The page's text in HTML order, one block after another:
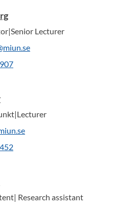
Lecturer
Research assistant